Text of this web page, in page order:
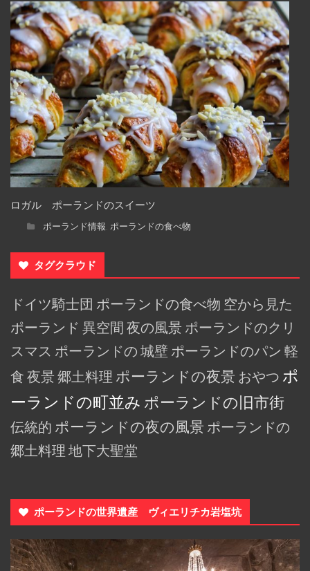
ロガル ポーランドのスイーツ
ポーランド情報, ポーランドの食べ物
タグクラウド
ドイツ騎士団 ポーランドの食べ物 空から見た
ポーランド 異空間 夜の風景 ポーランドのクリ
スマス ポーランドの 城壁 ポーランドのパン 軽
食 夜景 郷土料理 ポーランドの夜景 おやつ ポ
ーランドの町並み ポーランドの旧市街
伝統的 ポーランドの夜の風景 ポーランドの
郷土料理 地下大聖堂
ポーランドの世界遺産 ヴィエリチカ岩塩坑